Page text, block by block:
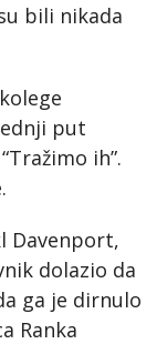
bili nikada
put
ih”.
Davenport,
dolazio da
ga je dirnulo
Ranka